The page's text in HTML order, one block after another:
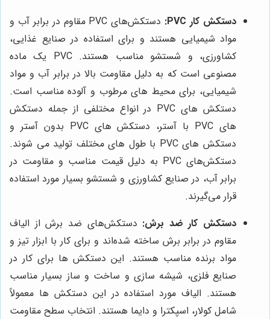
دستکش کار PVC:
دستکش‌های PVC مقاوم در برابر آب و
مواد شیمیایی هستند و برای استفاده در صنایع غذایی،
کشاورزی، و شستشو مناسب هستند. PVC یک ماده
مصنوعی است که به دلیل مقاومت بالا در برابر آب و مواد
شیمیایی، برای محیط های مرطوب و آلوده مناسب است.
دستکش های PVC در انواع مختلفی از جمله دستکش
های PVC با آستر، دستکش های PVC بدون آستر و
دستکش های PVC با طول های مختلف تولید می شوند.
دستکش‌های PVC به دلیل قیمت مناسب و مقاومت در
برابر آب، در صنایع کشاورزی و شستشو بسیار مورد استفاده
قرار می‌گیرند.
دستکش کار ضد برش: دستکش‌های ضد برش از الیاف
مقاوم در برابر برش ساخته شده‌اند و برای کار با ابزار تیز و
مواد برنده مناسب هستند. این دستکش ها برای کار در
صنایع فلزی، شیشه سازی و ساخت و ساز بسیار مناسب
هستند. الیاف مورد استفاده در این دستکش ها معمولاً
شامل کولار، اسپکترا و دایما هستند. انتخاب سطح مقاومت